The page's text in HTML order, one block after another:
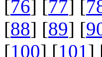
[76] [77] [
[88] [89] [
[100] [101]